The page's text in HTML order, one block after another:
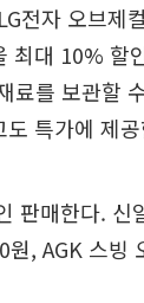
전자 오브제
최대 10% 할
료를 보관할
특가에 제
판매한다.
, AGK 스빙